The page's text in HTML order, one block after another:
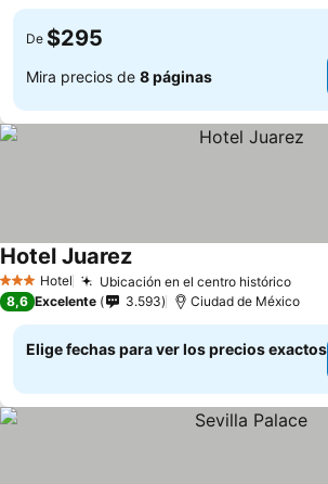
De $295
Mira precios de 8 páginas
3 Estrellas
Hotel Ubicación en el centro histórico
Hotel Juarez
8,6 Excelente 3.593 Ciudad de México
Elige fechas para ver los precios exactos